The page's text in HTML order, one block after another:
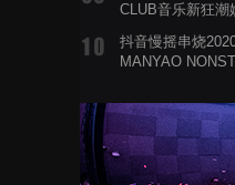
CLUB音乐新狂
抖音慢摇串烧
MANYAO
蝉爸爸妈妈爱存
声音啊